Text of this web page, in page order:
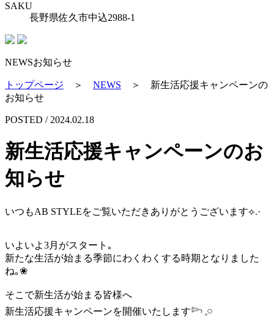
SAKU
長野県佐久市中込2988-1
NEWSお知らせ
トップページ ＞ NEWS ＞ 新生活応援キャンペーンの
お知らせ
POSTED / 2024.02.18
新生活応援キャンペーンのお
知らせ
いつもAB STYLEをご覧いただきありがとうございます⟡.·
いよいよ3月がスタート｡
新たな生活が始まる季節にわくわくする時期となりました
ね｡❀
そこで新生活が始まる皆様へ
新生活応援キャンペーンを開催いたします𓆸 𓈒𓏸